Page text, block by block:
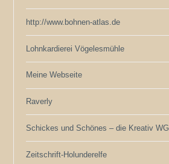
http://www.bohnen-atlas.de
Lohnkardierei Vögelesmühle
Meine Webseite
Raverly
Schickes und Schönes – die Kreativ WG
Zeitschrift-Holunderelfe